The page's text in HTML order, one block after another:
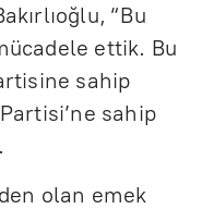
“Bu
ettik. Bu
sahip
sahip
olan emek